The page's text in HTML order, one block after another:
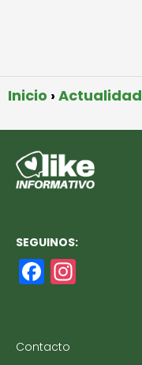
Inicio Actualidad
SEGUINOS:
F
a
e
Contacto